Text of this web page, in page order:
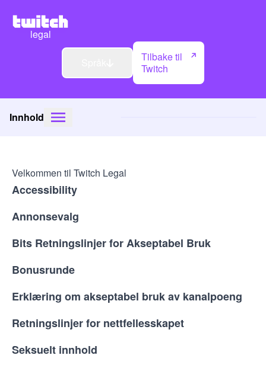
legal
Tilbake til
Twitch
Innhold
Velkommen til Twitch Legal
Accessibility
Annonsevalg
Bits Retningslinjer for Akseptabel Bruk
Bonusrunde
Erklæring om akseptabel bruk av kanalpoeng
Retningslinjer for nettfellesskapet
Seksuelt innhold